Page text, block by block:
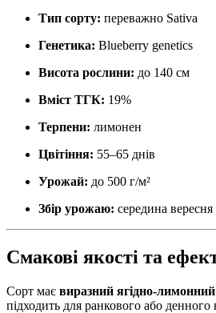
Тип сорту: переважно Sativa
Генетика: Blueberry genetics
Висота рослини: до 140 см
Вміст ТГК: 19%
Терпени: лимонен
Цвітіння: 55–65 днів
Урожай: до 500 г/м²
Збір урожаю: середина вересня
Смакові якості та
Сорт має виразний ягідно-
підходить для ранкового або